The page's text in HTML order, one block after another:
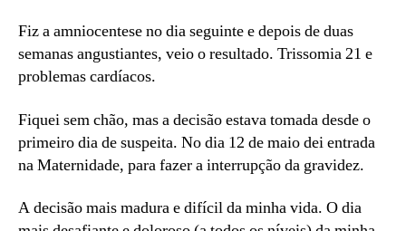
Fiz a amniocentese no dia seguinte e depois de duas
semanas angustiantes, veio o resultado. Trissomia 21 e
problemas cardíacos.
Fiquei sem chão, mas a decisão estava tomada desde o
primeiro dia de suspeita. No dia 12 de maio dei entrada
na Maternidade, para fazer a interrupção da gravidez.
A decisão mais madura e difícil da minha vida. O dia